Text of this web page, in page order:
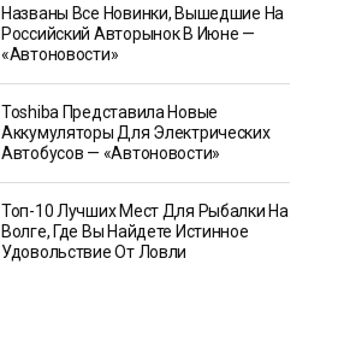
Названы Все Новинки, Вышедшие На
Российский Авторынок В Июне —
«Автоновости»
Toshiba Представила Новые
Аккумуляторы Для Электрических
Автобусов — «Автоновости»
Топ-10 Лучших Мест Для Рыбалки На
Волге, Где Вы Найдете Истинное
Удовольствие От Ловли